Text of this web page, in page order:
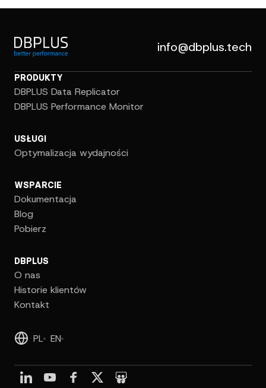
info@dbplus.tech
PRODUKTY
DBPLUS Data Replicator
DBPLUS Performance Monitor
USŁUGI
Optymalizacja wydajności
WSPARCIE
Dokumentacja
Blog
Pobierz
DBPLUS
O nas
Historie klientów
Kontakt
PL EN